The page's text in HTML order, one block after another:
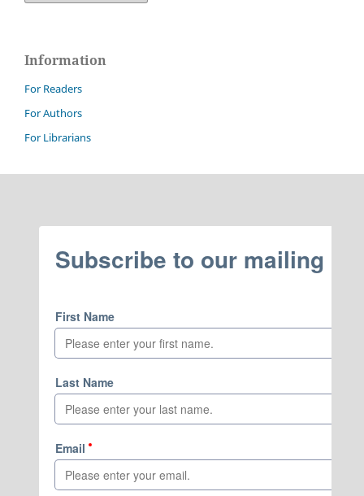
Information
For Readers
For Authors
For Librarians